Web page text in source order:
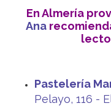
En Almería
Ana
Pastelería
Pelayo, 116 -